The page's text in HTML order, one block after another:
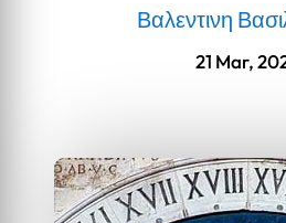
Βαλεντινη
21 Mar,